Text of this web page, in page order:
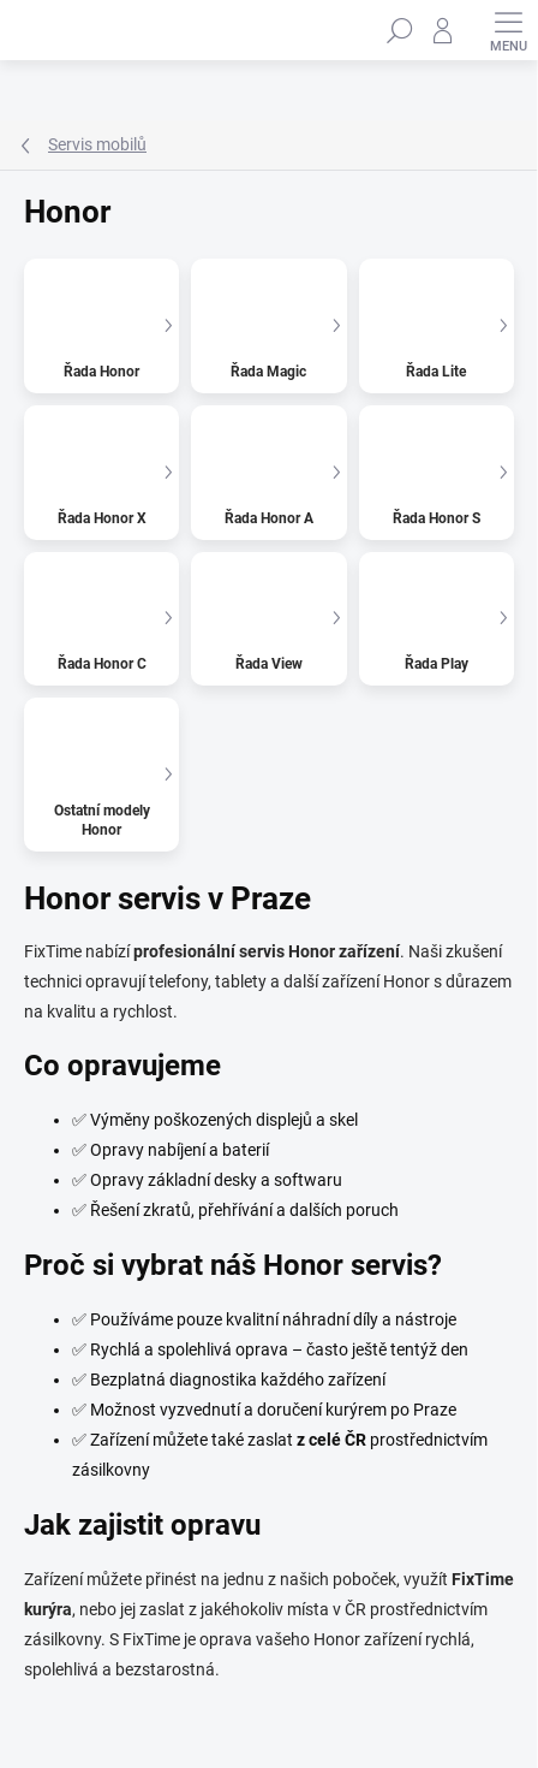
Hledat
Servis mobilů
Honor
Řada Honor Řada Magic Řada Lite
Řada Honor X Řada Honor A Řada Honor S
Řada Honor C Řada View Řada Play
Ostatní modely
Honor
Honor servis v Praze
FixTime nabízíprofesionální servis Honor zařízení. Naši zkušení
technici opravují telefony, tablety a další zařízení Honor s důrazem
na kvalitu a rychlost.
Co opravujeme
✅ Výměny poškozených displejů a skel
✅ Opravy nabíjení a baterií
✅ Opravy základní desky a softwaru
✅ Řešení zkratů, přehřívání a dalších poruch
Proč si vybrat náš Honor servis?
✅ Používáme pouze kvalitní náhradní díly a nástroje
✅ Rychlá a spolehlivá oprava – často ještě tentýž den
✅ Bezplatná diagnostika každého zařízení
✅ Možnost vyzvednutí a doručení kurýrem po Praze
✅ Zařízení můžete také zaslat z celé ČR prostřednictvím
zásilkovny
Jak zajistit opravu
Zařízení můžete přinést na jednu z našich poboček, využít FixTime
kurýra, nebo jej zaslat z jakéhokoliv místa v ČR prostřednictvím
zásilkovny. S FixTime je oprava vašeho Honor zařízení rychlá,
spolehlivá a bezstarostná.